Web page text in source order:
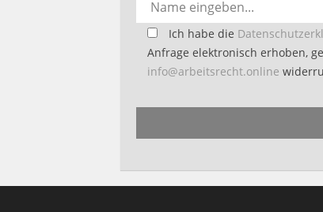
Bitte
lasse
dieses
leer.
Ich habe die
Anfrage elektronisch erhoben,
info@arbeitsrecht.online